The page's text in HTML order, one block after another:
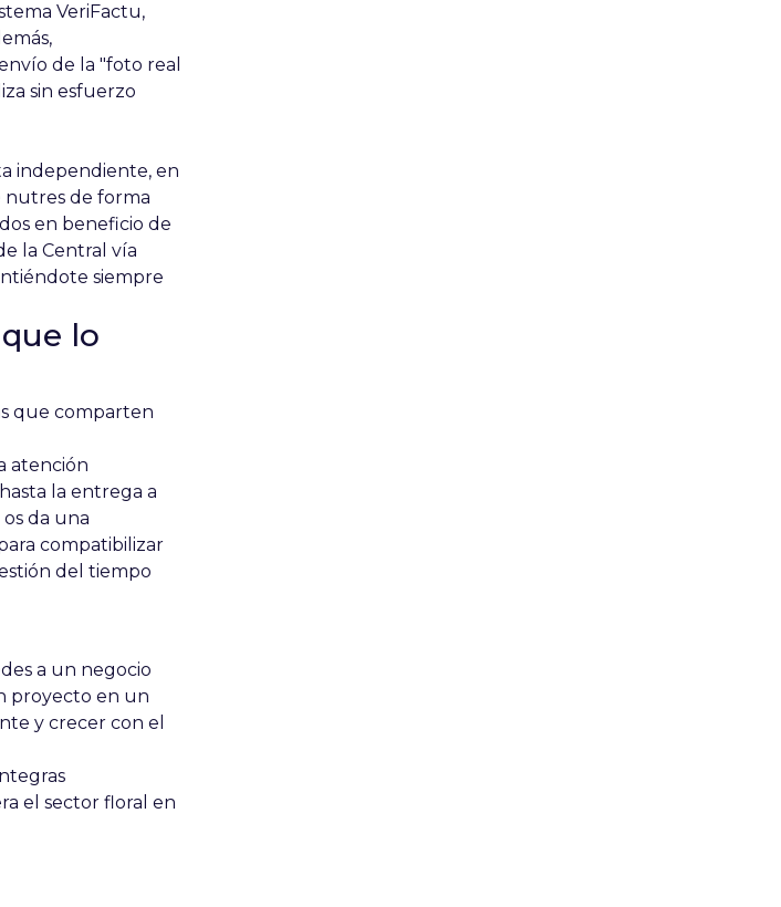
VeriFactu,
de la "foto real
sin esfuerzo
independiente, en
nutres de forma
en beneficio de
la Central vía
siempre
lo
que comparten
atención
la entrega a
da una
compatibilizar
del tiempo
a un negocio
proyecto en un
y crecer con el
el sector floral en